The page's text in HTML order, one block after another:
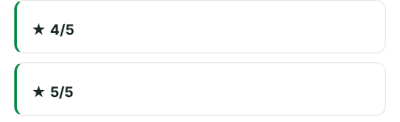
★ 4/5
★ 5/5